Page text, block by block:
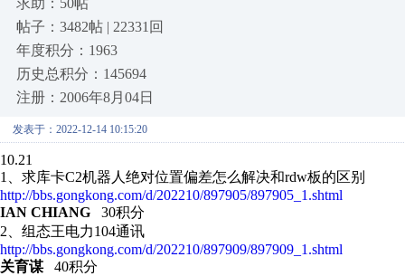
求助：50帖
帖子：3482帖 | 22331回
年度积分：1963
历史总积分：145694
注册：2006年8月04日
发表于：2022-12-14 10:15:20
10.21
1、求库卡C2机器人绝对位置偏差怎么解决和rdw板的区别
http://bbs.gongkong.com/d/202210/897905/897905_1.shtml
IAN CHIANG
30积分
2、组态王电力104通讯
http://bbs.gongkong.com/d/202210/897909/897909_1.shtml
关育谋40积分